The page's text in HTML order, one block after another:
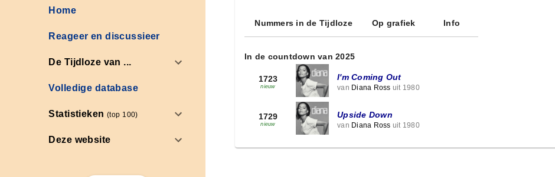
Home
Reageer en discussieer
De Tijdloze van ...
Volledige database
Statistieken(top 100)
Deze website
Nummers in de Tijdloze Op grafiek Info
In de countdown van 2025
1723
nieuw
I'm Coming Out
van Diana Ross uit 1980
1729
nieuw
Upside Down
van Diana Ross uit 1980